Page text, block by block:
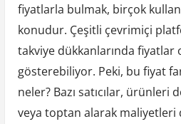
fiyatlarla bulmak, birçok
konudur. Çeşitli çevrimiçi
takviye dükkanlarında fiyatlar
gösterebiliyor. Peki, bu fiyat
neler? Bazı satıcılar,
veya toptan alarak maliyetleri